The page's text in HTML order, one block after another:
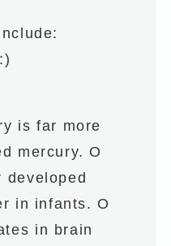
is far more
mercury. O
developed
in infants. O
in brain